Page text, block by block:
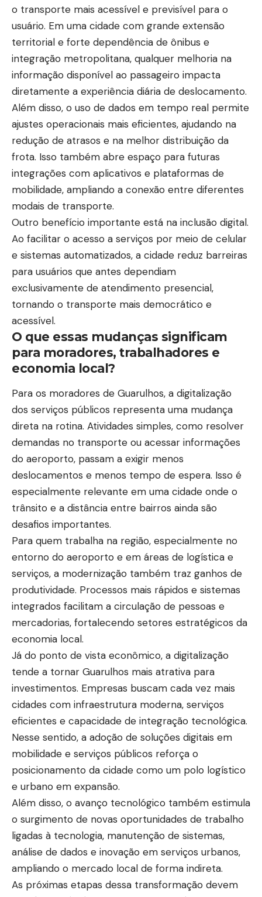
o transporte mais acessível e previsível para o
usuário. Em uma cidade com grande extensão
territorial e forte dependência de ônibus e
integração metropolitana, qualquer melhoria na
informação disponível ao passageiro impacta
diretamente a experiência diária de deslocamento.
Além disso, o uso de dados em tempo real permite
ajustes operacionais mais eficientes, ajudando na
redução de atrasos e na melhor distribuição da
frota. Isso também abre espaço para futuras
integrações com aplicativos e plataformas de
mobilidade, ampliando a conexão entre diferentes
modais de transporte.
Outro benefício importante está na inclusão digital.
Ao facilitar o acesso a serviços por meio de celular
e sistemas automatizados, a cidade reduz barreiras
para usuários que antes dependiam
exclusivamente de atendimento presencial,
tornando o transporte mais democrático e
acessível.
O que essas mudanças significam
para moradores, trabalhadores e
economia local?
Para os moradores de Guarulhos, a digitalização
dos serviços públicos representa uma mudança
direta na rotina. Atividades simples, como resolver
demandas no transporte ou acessar informações
do aeroporto, passam a exigir menos
deslocamentos e menos tempo de espera. Isso é
especialmente relevante em uma cidade onde o
trânsito e a distância entre bairros ainda são
desafios importantes.
Para quem trabalha na região, especialmente no
entorno do aeroporto e em áreas de logística e
serviços, a modernização também traz ganhos de
produtividade. Processos mais rápidos e sistemas
integrados facilitam a circulação de pessoas e
mercadorias, fortalecendo setores estratégicos da
economia local.
Já do ponto de vista econômico, a digitalização
tende a tornar Guarulhos mais atrativa para
investimentos. Empresas buscam cada vez mais
cidades com infraestrutura moderna, serviços
eficientes e capacidade de integração tecnológica.
Nesse sentido, a adoção de soluções digitais em
mobilidade e serviços públicos reforça o
posicionamento da cidade como um polo logístico
e urbano em expansão.
Além disso, o avanço tecnológico também estimula
o surgimento de novas oportunidades de trabalho
ligadas à tecnologia, manutenção de sistemas,
análise de dados e inovação em serviços urbanos,
ampliando o mercado local de forma indireta.
As próximas etapas dessa transformação devem